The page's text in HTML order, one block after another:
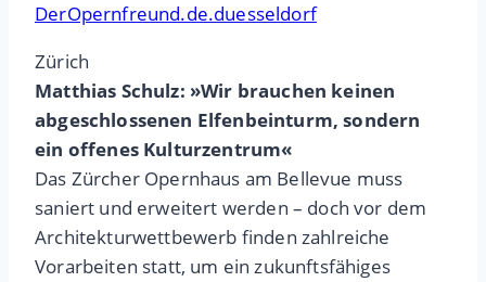
DerOpernfreund.de.duesseldorf
Zürich
Matthias Schulz: »Wir brauchen keinen
abgeschlossenen Elfenbeinturm, sondern
ein offenes Kulturzentrum«
Das Zürcher Opernhaus am Bellevue muss
saniert und erweitert werden – doch vor dem
Architekturwettbewerb finden zahlreiche
Vorarbeiten statt, um ein zukunftsfähiges